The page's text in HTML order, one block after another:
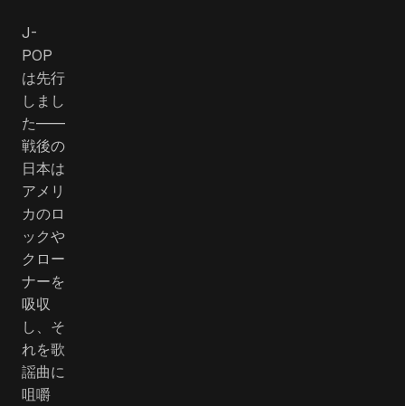
J-
POP
は先行
しまし
た――
戦後の
日本は
アメリ
カのロ
ックや
クロー
ナーを
吸収
し、そ
れを歌
謡曲に
咀嚼